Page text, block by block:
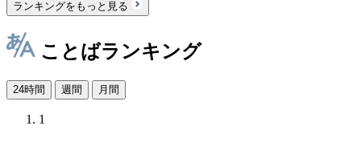
ランキングをもっと見る
ことばランキング
24時間 週間 月間
1